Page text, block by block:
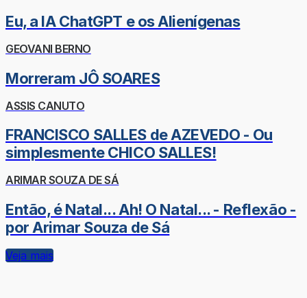
Eu, a IA ChatGPT e os Alienígenas
GEOVANI BERNO
Morreram JÔ SOARES
ASSIS CANUTO
FRANCISCO SALLES de AZEVEDO - Ou
simplesmente CHICO SALLES!
ARIMAR SOUZA DE SÁ
Então, é Natal... Ah! O Natal... - Reflexão -
por Arimar Souza de Sá
Veja mais